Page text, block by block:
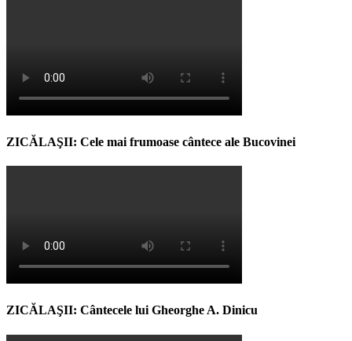
ZICĂLAŞII: Cele mai frumoase cântece ale Bucovinei
ZICĂLAŞII: Cântecele lui Gheorghe A. Dinicu